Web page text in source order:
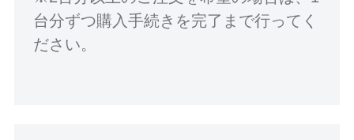
台分ずつ購入手続きを完了まで行ってく
ださい。